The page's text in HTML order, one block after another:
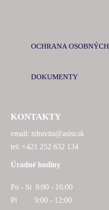
OCHRANA
DOKUMENTY
KONTAKTY
email: zdravita@aslsr.sk
tel: +421 252 632 134
Úradné hodiny
Po - St 9:00 - 16:00
Pi 9:00 - 12:00